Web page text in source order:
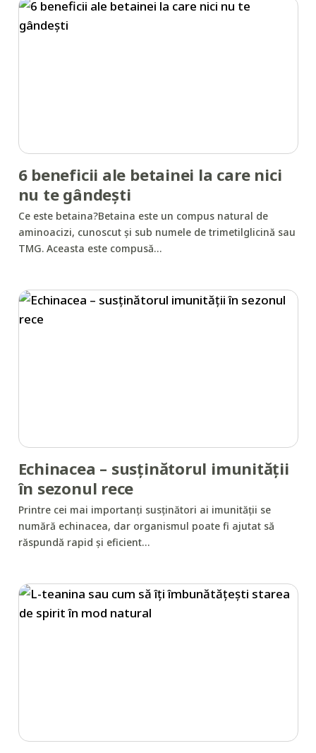
6 beneficii ale betainei la care nici
nu te gândești
Ce este betaina?Betaina este un compus natural de
aminoacizi, cunoscut și sub numele de trimetilglicină sau
TMG. Aceasta este compusă…
Echinacea – susținătorul imunității
în sezonul rece
Printre cei mai importanți susținători ai imunității se
numără echinacea, dar organismul poate fi ajutat să
răspundă rapid și eficient…